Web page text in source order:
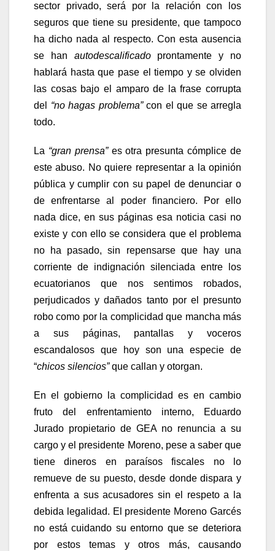
sector privado, será por la relación con los
seguros que tiene su presidente, que tampoco
ha dicho nada al respecto. Con esta ausencia
se han autodescalificadoprontamente y no
hablará hasta que pase el tiempo y se olviden
las cosas bajo el amparo de la frase corrupta
del “no hagas problema” con el que se arregla
todo.
La “gran prensa”es otra presunta cómplice de
este abuso. No quiere representar a la opinión
pública y cumplir con su papel de denunciar o
de enfrentarse al poder financiero. Por ello
nada dice, en sus páginas esa noticia casi no
existe y con ello se considera que el problema
no ha pasado, sin repensarse que hay una
corriente de indignación silenciada entre los
ecuatorianos que nos sentimos robados,
perjudicados y dañados tanto por el presunto
robo como por la complicidad que mancha más
a sus páginas, pantallas y voceros
escandalosos que hoy son una especie de
“chicos silencios”que callan y otorgan.
En el gobierno la complicidad es en cambio
fruto del enfrentamiento interno, Eduardo
Jurado propietario de GEA no renuncia a su
cargo y el presidente Moreno, pese a saber que
tiene dineros en paraísos fiscales no lo
remueve de su puesto, desde donde dispara y
enfrenta a sus acusadores sin el respeto a la
debida legalidad. El presidente Moreno Garcés
no está cuidando su entorno que se deteriora
por estos temas y otros más, causando